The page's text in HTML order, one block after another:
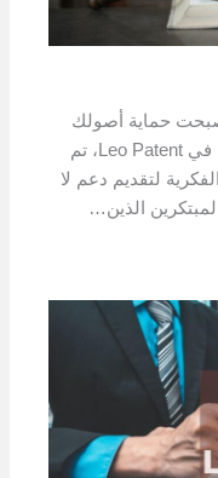
حماية أصولك
الفكرية أكثر أهمية من أي وقت مضى. في Leo Patent، تم
لتقديم دعم لا
الذين…